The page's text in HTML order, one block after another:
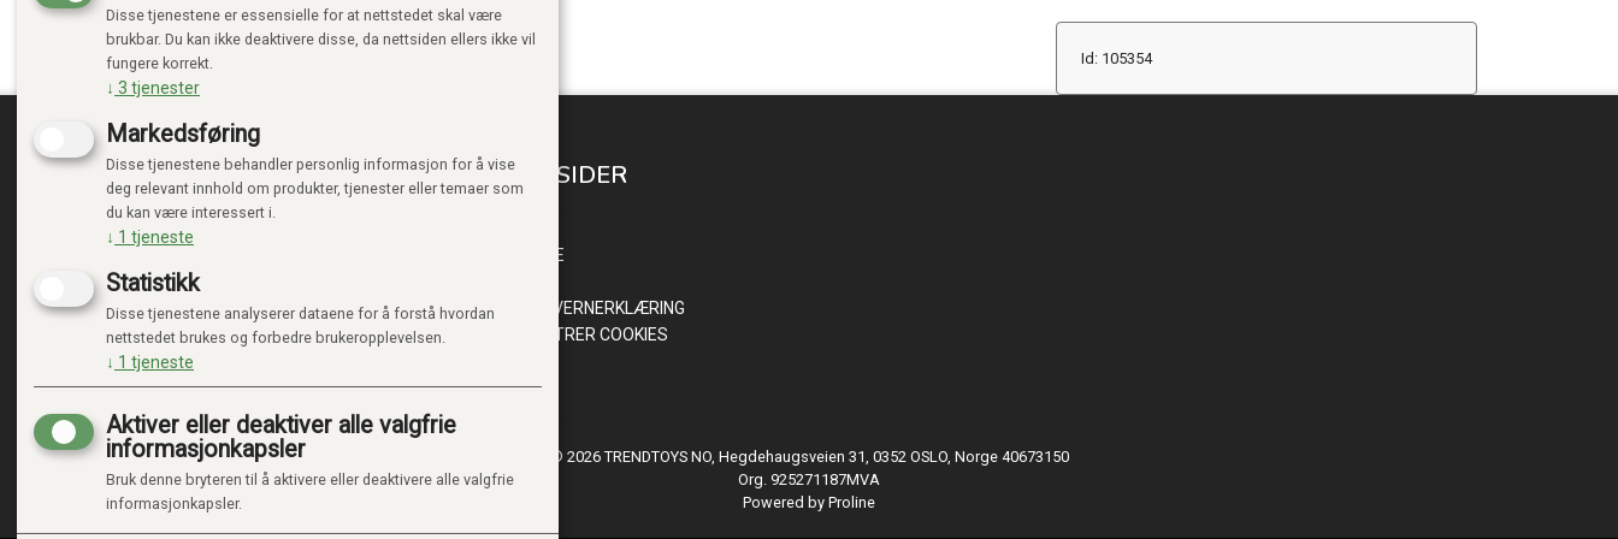
Id: 105354
TRENDTOYS.NO
OM TRENDTOYS
GAVEKORT
MINE SIDER
NY KUNDE
PERSONVERNERKLÆRING
ADMINISTRER COOKIES
© 2026 TRENDTOYS NO, Hegdehaugsveien 31, 0352 OSLO, Norge 40673150
Org. 925271187MVA
Powered by Proline
Disse tjenestene er essensielle for at nettstedet skal være
brukbar. Du kan ikke deaktivere disse, da nettsiden ellers ikke vil
fungere korrekt.
↓ 3 tjenester
Markedsføring
Disse tjenestene behandler personlig informasjon for å vise
deg relevant innhold om produkter, tjenester eller temaer som
du kan være interessert i.
↓ 1 tjeneste
Statistikk
Disse tjenestene analyserer dataene for å forstå hvordan
nettstedet brukes og forbedre brukeropplevelsen.
↓ 1 tjeneste
Aktiver eller deaktiver alle valgfrie
informasjonkapsler
Bruk denne bryteren til å aktivere eller deaktivere alle valgfrie
informasjonkapsler.